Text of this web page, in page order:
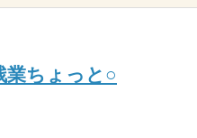
業ちょっと○